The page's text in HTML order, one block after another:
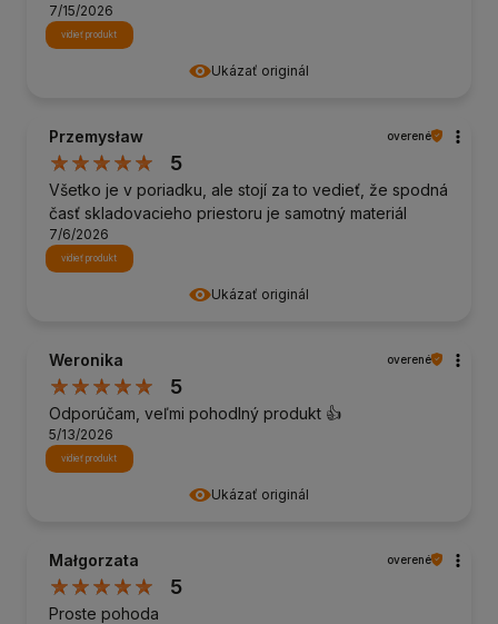
Ukázať originál
7/15/2026
vidieť produkt
Ukázať originál
Przemysław overené
5
Všetko je v poriadku, ale stojí za to vedieť, že spodná
časť skladovacieho priestoru je samotný materiál
7/6/2026
vidieť produkt
Ukázať originál
Weronika overené
5
Odporúčam, veľmi pohodlný produkt 👍️
5/13/2026
vidieť produkt
Małgorzata overené
5
Proste pohoda